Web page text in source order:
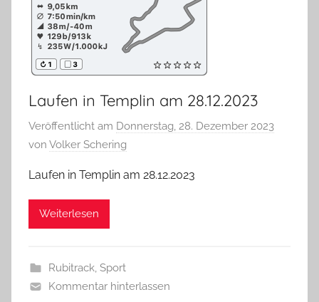
Laufen in Templin am 28.12.2023
Veröffentlicht am Donnerstag, 28. Dezember 2023
von Volker Schering
Laufen in Templin am 28.12.2023
Weiterlesen
Rubitrack, Sport
Kommentar hinterlassen